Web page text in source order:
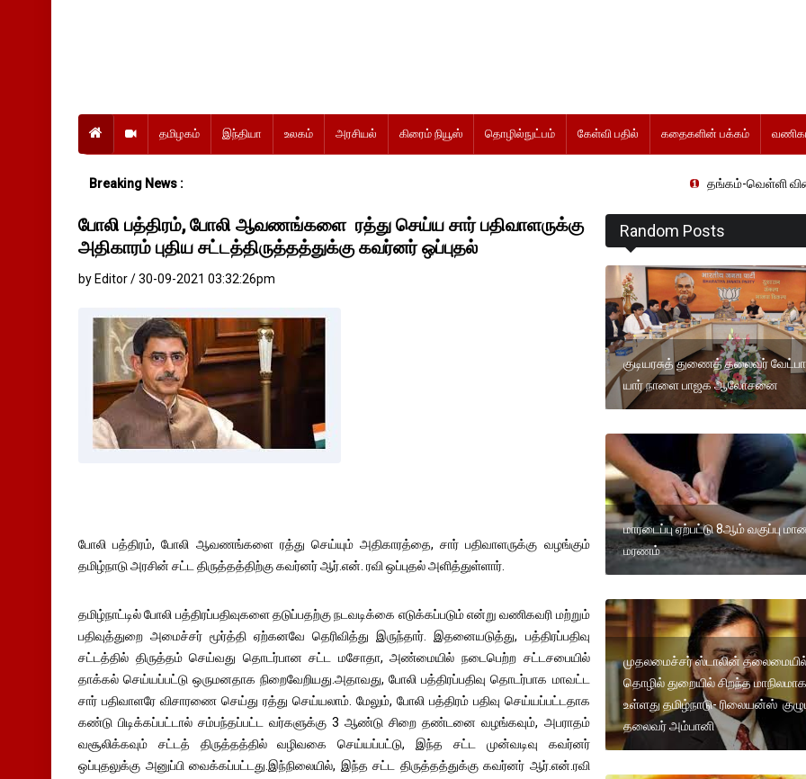
தமிழகம் இந்தியா உலகம் அரசியல் கிரைம் நியூஸ் தொழில்நுட்பம் கேள்வி பதில் கதைகளின் பக்கம்
Breaking News : தங்கம்-வெள்ளி விலை
போலி பத்திரம், போலி ஆவணங்களை ரத்து செய்ய சார் பதிவாளருக்கு
அதிகாரம் புதிய சட்டத்திருத்தத்துக்கு கவர்னர் ஒப்புதல்
by Editor / 30-09-2021 03:32:26pm
போலி பத்திரம், போலி ஆவணங்களை ரத்து செய்யும் அதிகாரத்தை, சார் பதிவாளருக்கு வழங்கும்
தமிழ்நாடு அரசின் சட்ட திருத்தத்திற்கு கவர்னர் ஆர்.என். ரவி ஒப்புதல் அளித்துள்ளார்.
தமிழ்நாட்டில் போலி பத்திரப்பதிவுகளை தடுப்பதற்கு நடவடிக்கை எடுக்கப்படும் என்று வணிகவரி மற்றும்
பதிவுத்துறை அமைச்சர் மூர்த்தி ஏற்கனவே தெரிவித்து இருந்தார். இதனையடுத்து, பத்திரப்பதிவு
சட்டத்தில் திருத்தம் செய்வது தொடர்பான சட்ட மசோதா, அண்மையில் நடைபெற்ற சட்டசபையில்
தாக்கல் செய்யப்பட்டு ஒருமனதாக நிறைவேறியது.அதாவது, போலி பத்திரப்பதிவு தொடர்பாக மாவட்ட
சார் பதிவாளரே விசாரணை செய்து ரத்து செய்யலாம். மேலும், போலி பத்திரம் பதிவு செய்யப்பட்டதாக
கண்டு பிடிக்கப்பட்டால் சம்பந்தப்பட்ட வர்களுக்கு 3 ஆண்டு சிறை தண்டனை வழங்கவும், அபராதம்
வசூலிக்கவும் சட்டத் திருத்தத்தில் வழிவகை செய்யப்பட்டு, இந்த சட்ட முன்வடிவு கவர்னர்
ஒப்புதலுக்கு அனுப்பி வைக்கப்பட்டது.இந்நிலையில், இந்த சட்ட திருத்தத்துக்கு கவர்னர் ஆர்.என்.ரவி
Random Posts
குடியரசுத் துணைத் தலைவர்
யார் நாளை பாஜக ஆலோசனை
மாரடைப்பு ஏற்பட்டு 8ஆம் வகுப்பு
மரணம்
முதலமைச்சர் ஸ்டாலின்
தொழில் துறையில் சிறந்த மாநிலமாக
உள்ளது தமிழ்நாடு- ரிலையன்ஸ்
தலைவர் அம்பானி